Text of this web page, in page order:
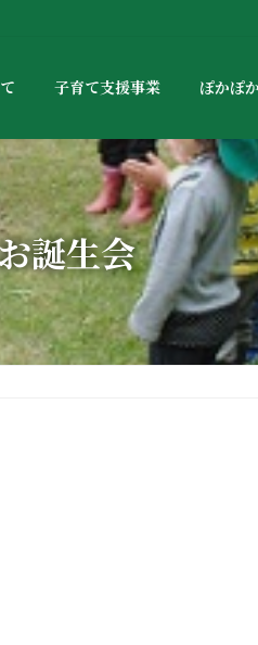
子育て支援事業 ぽかぽ
誕生会